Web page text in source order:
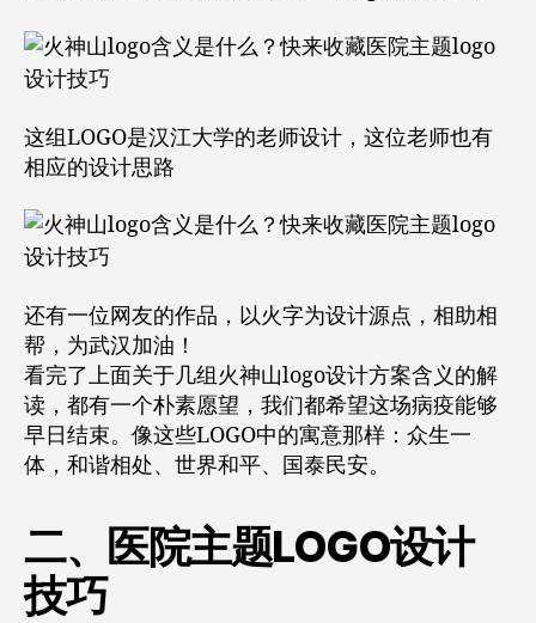
这组LOGO是汉江大学的老师设计，这位老师也有
相应的设计思路
还有一位网友的作品，以火字为设计源点，相助相
帮，为武汉加油！
看完了上面关于几组火神山logo设计方案含义的解
读，都有一个朴素愿望，我们都希望这场病疫能够
早日结束。像这些LOGO中的寓意那样：众生一
体，和谐相处、世界和平、国泰民安。
二、医院主题LOGO设计
技巧